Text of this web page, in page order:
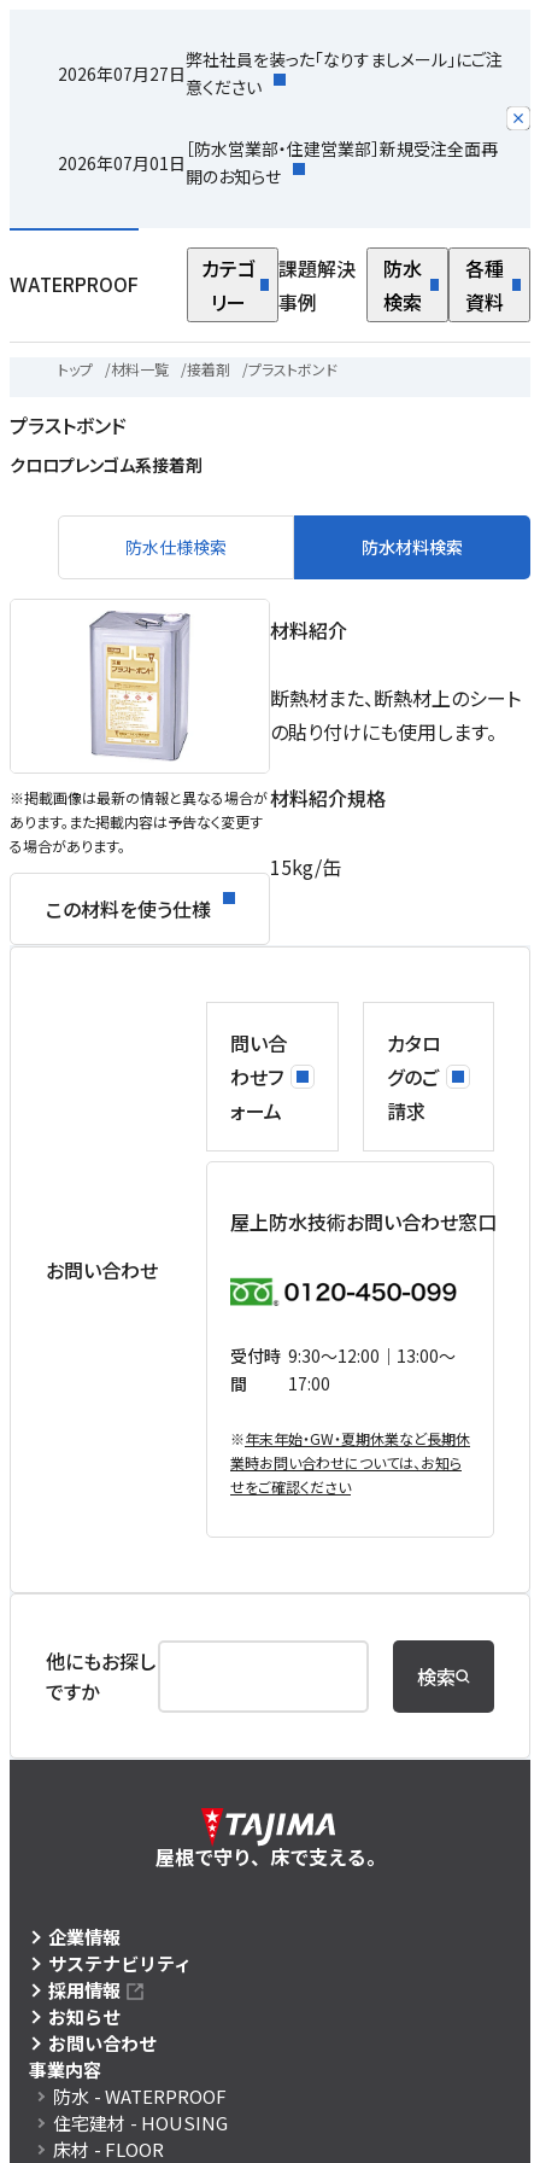
2026年07月27日
弊社社員を装った「なりすましメール」にご注
意ください
2026年07月01日
［防水営業部・住建営業部］新規受注全面再
開のお知らせ
WATERPROOF
カテゴ
リー
課題解決
事例
防水
検索
各種
資料
トップ /材料一覧 /接着剤 /プラストボンド
プラストボンド
クロロプレンゴム系接着剤
防水仕様検索 防水材料検索
※掲載画像は最新の情報と異なる場合が
あります。また掲載内容は予告なく変更す
る場合があります。
この材料を使う仕様
材料紹介
断熱材また、断熱材上のシート
の貼り付けにも使用します。
材料紹介規格
15kg/缶
お問い合わせ
問い合
わせフ
ォーム
カタロ
グのご
請求
屋上防水技術お問い合わせ窓口
受付時
間
9:30〜12:00｜13:00〜
17:00
※年末年始・GW・夏期休業など⻑期休
業時お問い合わせについては、お知ら
せをご確認ください
他にもお探し
ですか
検索
屋根で守り、床で支える。
企業情報
サステナビリティ
採用情報
お知らせ
お問い合わせ
事業内容
防水 - WATERPROOF
住宅建材 - HOUSING
床材 - FLOOR